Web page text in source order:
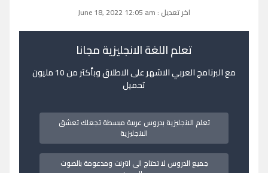
اخر تعديل : June 18, 2022 12:05 am
تعلم اللغة الانجليزية مجانا
مع البرنامج العربي الاشهر على الاطلاق وبأكثر من 10 مليون
تحميل
تعلم الانجليزية بدروس عربية مبسطة تجعلك تعشق
الانجليزية
جميع الدروس لا تحتاج الى انترنت ومدعومة بالصوت